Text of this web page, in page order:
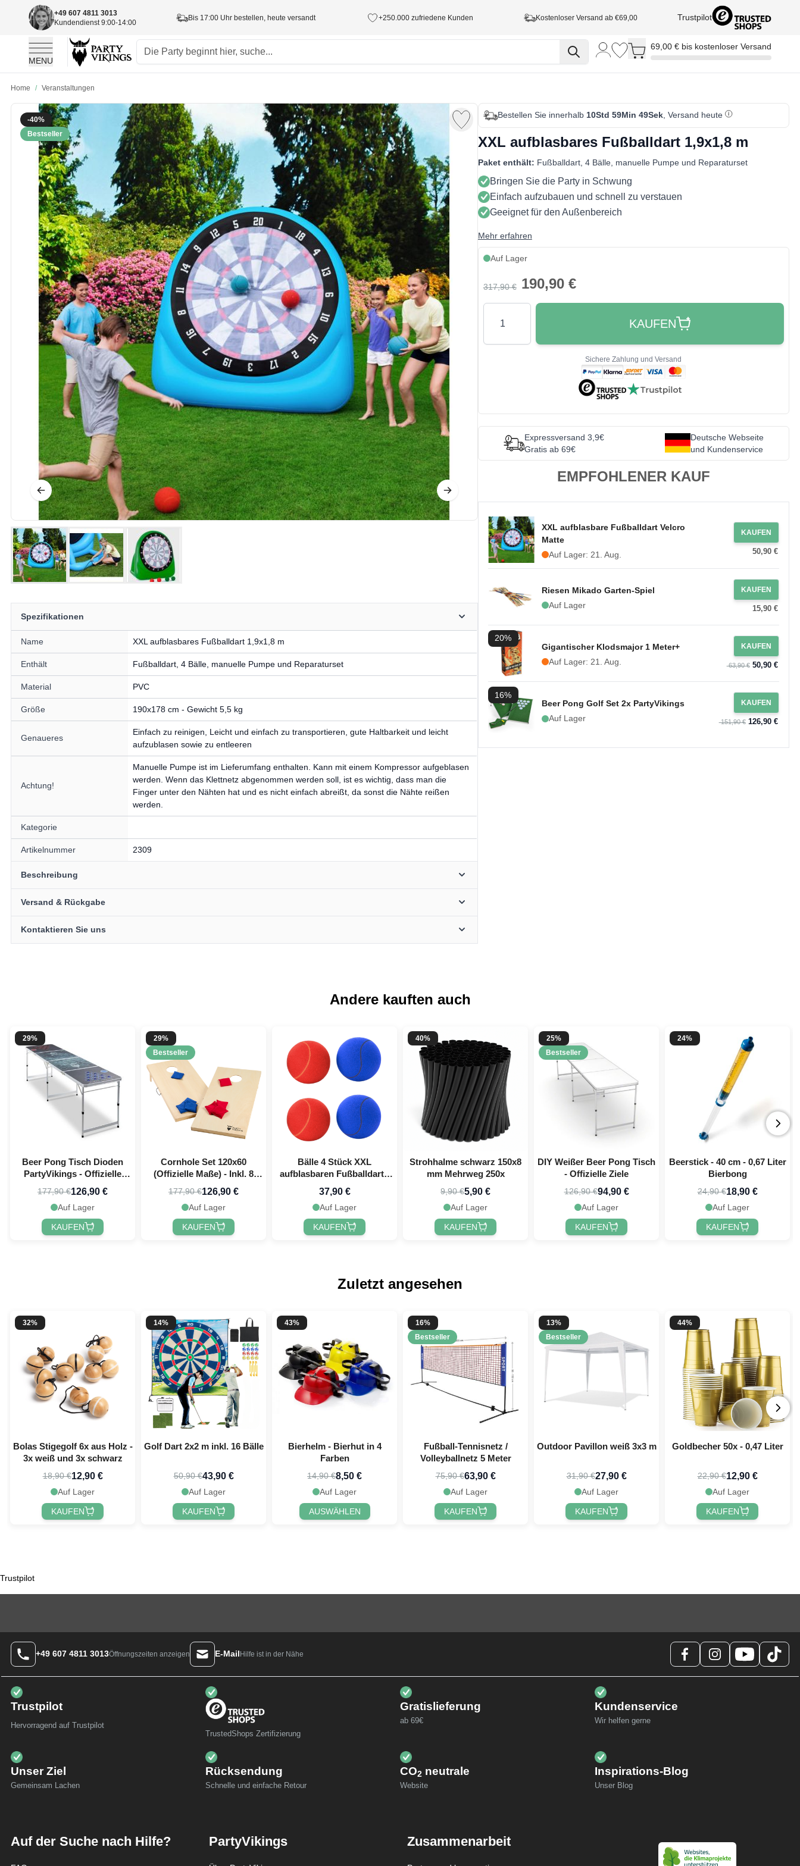
+49 607 4811 3013
Kundendienst 9:00-14:00
Bis 17:00 Uhr bestellen, heute versandt +250.000 zufriedene Kunden Kostenloser Versand ab €69,00 Trustpilot
MENU
Toggle minicart, Cart is empty
69,00 € bis kostenloser Versand
Home / Veranstaltungen
-40%
Bestseller
Spezifikationen
Name XXL aufblasbares Fußballdart 1,9x1,8 m
Enthält Fußballdart, 4 Bälle, manuelle Pumpe und Reparaturset
Material PVC
Größe 190x178 cm - Gewicht 5,5 kg
Genaueres
Einfach zu reinigen, Leicht und einfach zu transportieren, gute Haltbarkeit und leicht
aufzublasen sowie zu entleeren
Achtung!
Manuelle Pumpe ist im Lieferumfang enthalten. Kann mit einem Kompressor aufgeblasen
werden. Wenn das Klettnetz abgenommen werden soll, ist es wichtig, dass man die
Finger unter den Nähten hat und es nicht einfach abreißt, da sonst die Nähte reißen
werden.
Kategorie
Artikelnummer 2309
Beschreibung
Versand & Rückgabe
Kontaktieren Sie uns
Bestellen Sie innerhalb 10Std 59Min 48Sek, Versand heute
XXL aufblasbares Fußballdart 1,9x1,8 m
Paket enthält: Fußballdart, 4 Bälle, manuelle Pumpe und Reparaturset
Bringen Sie die Party in Schwung
Einfach aufzubauen und schnell zu verstauen
Geeignet für den Außenbereich
Mehr erfahren
Auf Lager
317,90 € 190,90 €
Quantity
KAUFEN
Sichere Zahlung und Versand
Expressversand 3,9€
Gratis ab 69€
Deutsche Webseite
und Kundenservice
EMPFOHLENER KAUF
XXL aufblasbare Fußballdart Velcro
Matte
Auf Lager: 21. Aug.
KAUFEN
50,90 €
Riesen Mikado Garten-Spiel
Auf Lager
KAUFEN
15,90 €
20%
Gigantischer Klodsmajor 1 Meter+
Auf Lager: 21. Aug.
KAUFEN
63,90 €50,90 €
16%
Beer Pong Golf Set 2x PartyVikings
Auf Lager
KAUFEN
151,90 €126,90 €
Andere kauften auch
29%
Beer Pong Tisch Dioden
PartyVikings - Offizielle
Maße
177,90 €126,90 €
Auf Lager
KAUFEN
29%
Bestseller
Cornhole Set 120x60
(Offizielle Maße) - Inkl. 8
Wurfbeutel PartyVikings
177,90 €126,90 €
Auf Lager
KAUFEN
Bälle 4 Stück XXL
aufblasbaren Fußballdart -
18 cm
37,90 €
Auf Lager
KAUFEN
40%
Strohhalme schwarz 150x8
mm Mehrweg 250x
9,90 €5,90 €
Auf Lager
KAUFEN
25%
Bestseller
DIY Weißer Beer Pong Tisch
- Offizielle Ziele
126,90 €94,90 €
Auf Lager
KAUFEN
24%
Beerstick - 40 cm - 0,67 Liter
Bierbong
24,90 €18,90 €
Auf Lager
KAUFEN
Zuletzt angesehen
32%
Bolas Stigegolf 6x aus Holz -
3x weiß und 3x schwarz
18,90 €12,90 €
Auf Lager
KAUFEN
14%
Golf Dart 2x2 m inkl. 16 Bälle
50,90 €43,90 €
Auf Lager
KAUFEN
43%
Bierhelm - Bierhut in 4
Farben
14,90 €8,50 €
Auf Lager
AUSWÄHLEN
16%
Bestseller
Fußball-Tennisnetz /
Volleyballnetz 5 Meter
75,90 €63,90 €
Auf Lager
KAUFEN
13%
Bestseller
Outdoor Pavillon weiß 3x3 m
31,90 €27,90 €
Auf Lager
KAUFEN
44%
Goldbecher 50x - 0,47 Liter
22,90 €12,90 €
Auf Lager
KAUFEN
Trustpilot
+49 607 4811 3013Öffnungszeiten anzeigen E-MailHilfe ist in der Nähe
Trustpilot
Hervorragend auf Trustpilot
TrustedShops Zertifizierung
Gratislieferung
ab 69€
Kundenservice
Wir helfen gerne
Unser Ziel
Gemeinsam Lachen
Rücksendung
Schnelle und einfache Retour
CO2 neutrale
Website
Inspirations-Blog
Unser Blog
Auf der Suche nach Hilfe? PartyVikings Zusammenarbeit
Möchtest du 10 % Rabatt
Bestellung, indem du dich für unseren
Jetzt registrieren!